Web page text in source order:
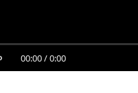
00:00/0:00